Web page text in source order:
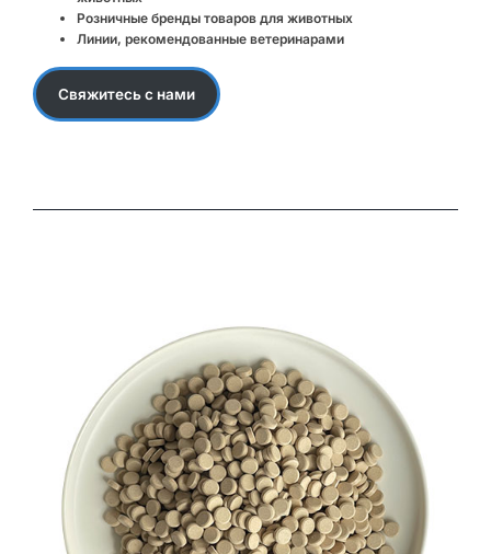
Розничные бренды товаров для животных
Линии, рекомендованные ветеринарами
Свяжитесь с нами